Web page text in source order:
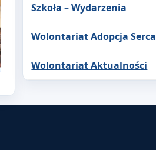
Szkoła – Wydarzenia
Wolontariat Adopcja Serca
Wolontariat Aktualności